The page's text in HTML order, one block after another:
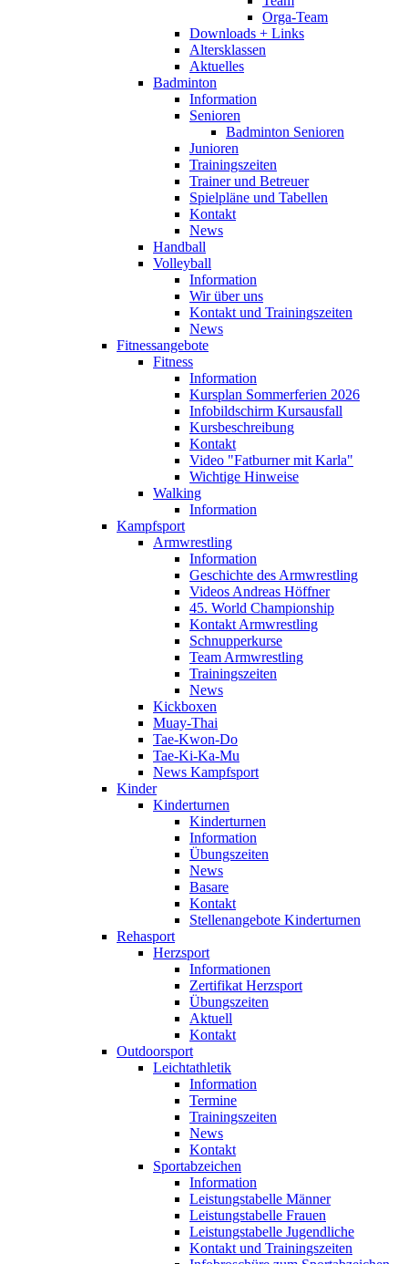
Orga-Team
Downloads + Links
Altersklassen
Aktuelles
Badminton
Information
Senioren
Badminton Senioren
Junioren
Trainingszeiten
Trainer und Betreuer
Spielpläne und Tabellen
Kontakt
News
Handball
Volleyball
Information
Wir über uns
Kontakt und Trainingszeiten
News
Fitnessangebote
Fitness
Information
Kursplan Sommerferien 2026
Infobildschirm Kursausfall
Kursbeschreibung
Kontakt
Video "Fatburner mit Karla"
Wichtige Hinweise
Walking
Information
Kampfsport
Armwrestling
Information
Geschichte des Armwrestling
Videos Andreas Höffner
45. World Championship
Kontakt Armwrestling
Schnupperkurse
Team Armwrestling
Trainingszeiten
News
Kickboxen
Muay-Thai
Tae-Kwon-Do
Tae-Ki-Ka-Mu
News Kampfsport
Kinder
Kinderturnen
Kinderturnen
Information
Übungszeiten
News
Basare
Kontakt
Stellenangebote Kinderturnen
Rehasport
Herzsport
Informationen
Zertifikat Herzsport
Übungszeiten
Aktuell
Kontakt
Outdoorsport
Leichtathletik
Information
Termine
Trainingszeiten
News
Kontakt
Sportabzeichen
Information
Leistungstabelle Männer
Leistungstabelle Frauen
Leistungstabelle Jugendliche
Kontakt und Trainingszeiten